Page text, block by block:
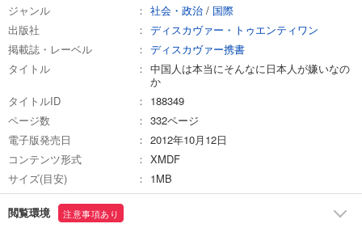
ジャンル
社会・政治 / 国際
出版社
ディスカヴァー・トゥエンティワン
掲載誌・レーベル
ディスカヴァー携書
タイトル
中国人は本当にそんなに日本人が嫌いなの
か
タイトルID
188349
ページ数
332ページ
電子版発売日
2012年10月12日
コンテンツ形式
XMDF
サイズ(目安)
1MB
閲覧環境 注意事項あり